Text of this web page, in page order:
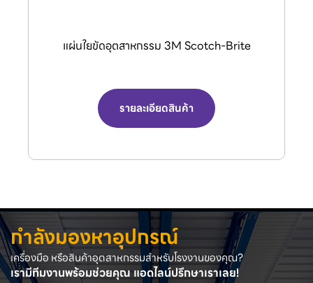
กรรไกรตัดลมอุตสาหกรรม (Air Nipper) จาก
รายละเอียดสินค้า
กำลังมองหาอุปกรณ์
เครื่องมือ หรือสินค้าอุตสาหกรรมสำหรับโรงงานของคุณ?
เรามีทีมงานพร้อมช่วยคุณ แอดไลน์ปรึกษาเราเลย!